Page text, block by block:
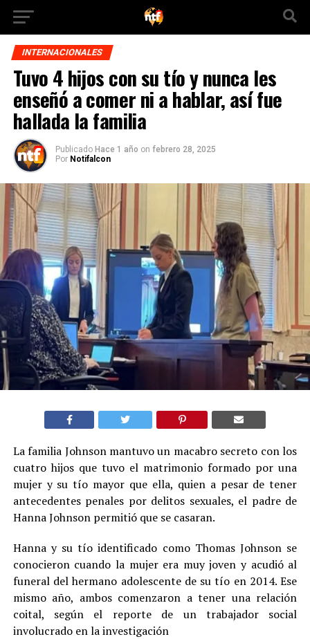
INTERNACIONALES
Tuvo 4 hijos con su tío y nunca les
enseñó a comer ni a hablar, así fue
hallada la familia
Publicado Hace 1 año on febrero 28, 2025
Por Notifalcon
La familia Johnson mantuvo un macabro secreto con los
cuatro hijos que tuvo el matrimonio formado por una
mujer y su tío mayor que ella, quien a pesar de tener
antecedentes penales por delitos sexuales, el padre de
Hanna Johnson permitió que se casaran.
Hanna y su tío identificado como Thomas Johnson se
conocieron cuando la mujer era muy joven y acudió al
funeral del hermano adolescente de su tío en 2014. Ese
mismo año, ambos comenzaron a tener una relación
coital, según el reporte de un trabajador social
involucrado en la investigación